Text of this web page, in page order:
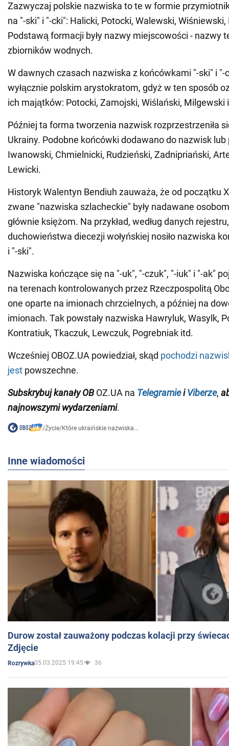
Zazwyczaj polskie nazwiska to te w formie
na "-ski" i "-cki": Halicki, Potocki, Walewski,
Podstawą formacji były nazwy miejscowości - nazwy
zbiorników wodnych.
W dawnych czasach nazwiska z końcówkami "-ski" i "-
wyłącznie polskim arystokratom, gdyż w ten sposób
ich majątków: Potocki, Zamojski, Wiślański, Milgewski
Później ta forma tworzenia nazwisk rozprzestrzeniła
Ukrainy. Podobne końcówki dodawano do nazwisk
Iwanowski, Chmielnicki, Rudzieński, Zadnipriański,
Lewicki.
Historyk Walentyn Bendiuh zauważa, że od początku
zwane "nazwiska szlacheckie" były nadawane
głównie księżom. Na przykład, według danych
duchowieństwa diecezji wołyńskiej nosiło nazwiska
i "-ski".
Nazwiska kończące się na "-uk", "-czuk", "-iuk" i "-ak"
na terenach kontrolowanych przez Rzeczpospolitą
one oparte na imionach chrzcielnych, a później na
imionach. Tak powstały nazwiska Hawryluk, Wasylk,
Kontratiuk, Tkaczuk, Lewczuk, Pogrebniak itd.
Wcześniej OBOZ.UA powiedział, skąd pochodzi
jest powszechne.
Subskrybuj kanały OB OZ.UA na TelegramieiViberze,
najnowszymi wydarzeniami.
/Życie/Które ukraińskie nazwiska...
Inne wiadomości
Durow został zauważony podczas kolacji przy
Zdjęcie
Rozrywka05.03.2025 19:45 36